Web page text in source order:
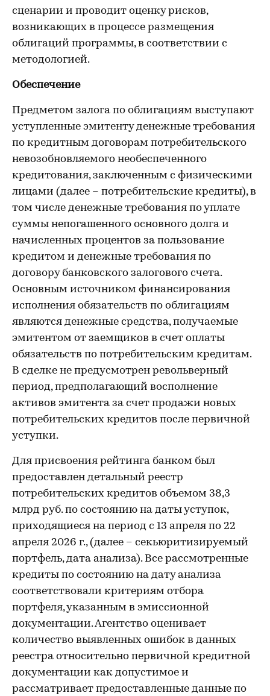
сценарии и проводит оценку рисков,
возникающих в процессе размещения
облигаций программы, в соответствии с
методологией.
Обеспечение
Предметом залога по облигациям выступают
уступленные эмитенту денежные требования
по кредитным договорам потребительского
невозобновляемого необеспеченного
кредитования, заключенным с физическими
лицами (далее – потребительские кредиты), в
том числе денежные требования по уплате
суммы непогашенного основного долга и
начисленных процентов за пользование
кредитом и денежные требования по
договору банковского залогового счета.
Основным источником финансирования
исполнения обязательств по облигациям
являются денежные средства, получаемые
эмитентом от заемщиков в счет оплаты
обязательств по потребительским кредитам.
В сделке не предусмотрен револьверный
период, предполагающий восполнение
активов эмитента за счет продажи новых
потребительских кредитов после первичной
уступки.
Для присвоения рейтинга банком был
предоставлен детальный реестр
потребительских кредитов объемом 38,3
млрд руб. по состоянию на даты уступок,
приходящиеся на период с 13 апреля по 22
апреля 2026 г., (далее – секьюритизируемый
портфель, дата анализа). Все рассмотренные
кредиты по состоянию на дату анализа
соответствовали критериям отбора
портфеля, указанным в эмиссионной
документации. Агентство оценивает
количество выявленных ошибок в данных
реестра относительно первичной кредитной
документации как допустимое и
рассматривает предоставленные данные по